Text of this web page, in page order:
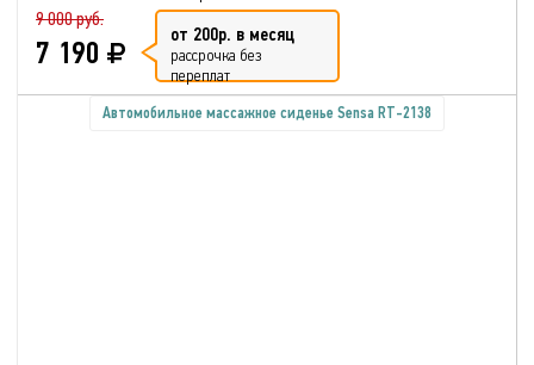
9 000 руб.
7 190 от 200р. в месяц
рассрочка без
переплат
Автомобильное массажное сиденье Sensa RT-2138